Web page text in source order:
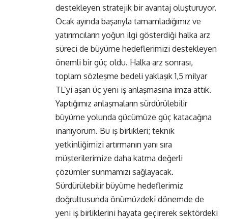
destekleyen stratejik bir avantaj oluşturuyor.
Ocak ayında başarıyla tamamladığımız ve
yatırımcıların yoğun ilgi gösterdiği halka arz
süreci de büyüme hedeflerimizi destekleyen
önemli bir güç oldu. Halka arz sonrası,
toplam sözleşme bedeli yaklaşık 1,5 milyar
TL’yi aşan üç yeni iş anlaşmasına imza attık.
Yaptığımız anlaşmaların sürdürülebilir
büyüme yolunda gücümüze güç katacağına
inanıyorum. Bu iş birlikleri; teknik
yetkinliğimizi artırmanın yanı sıra
müşterilerimize daha katma değerli
çözümler sunmamızı sağlayacak.
Sürdürülebilir büyüme hedeflerimiz
doğrultusunda önümüzdeki dönemde de
yeni iş birliklerini hayata geçirerek sektördeki